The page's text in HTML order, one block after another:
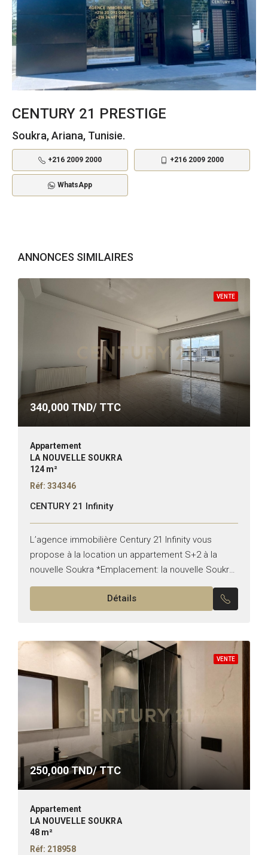
CENTURY 21 PRESTIGE
Soukra, Ariana, Tunisie.
+216 2009 2000 +216 2009 2000
WhatsApp
ANNONCES SIMILAIRES
VENTE
340,000 TND/ TTC
Appartement
LA NOUVELLE SOUKRA
124 m²
Réf: 334346
CENTURY 21 Infinity
L’agence immobilière Century 21 Infinity vous
propose à la location un appartement S+2 à la
nouvelle Soukra *Emplacement: la nouvelle Soukra
*Typologie: S+2 *Superficie: 124 m² *État: vide Il
Détails
VENTE
250,000TND/ TTC
Appartement
LA NOUVELLE SOUKRA
48 m²
Réf: 218958